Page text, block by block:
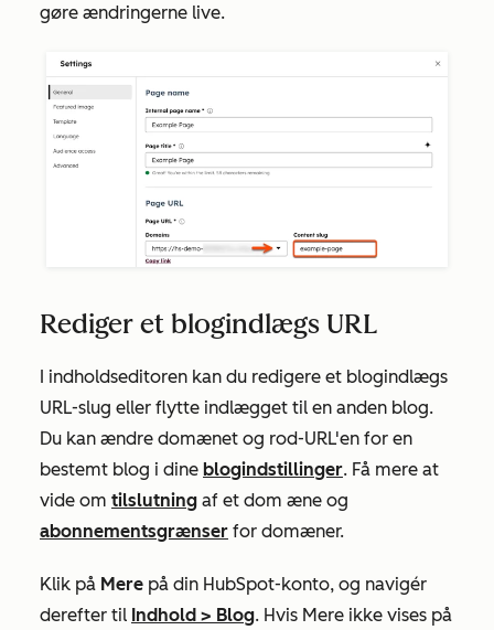
gøre ændringerne live.
Rediger et blogindlægs URL
I indholdseditoren kan du redigere et blogindlægs
URL-slug eller flytte indlægget til en anden blog.
Du kan ændre domænet og rod-URL'en for en
bestemt blog i dine blogindstillinger. Få mere at
vide om tilslutning af et dom æne og
abonnementsgrænser for domæner.
Klik på Mere på din HubSpot-konto, og navigér
derefter til Indhold > Blog. Hvis Mere ikke vises på